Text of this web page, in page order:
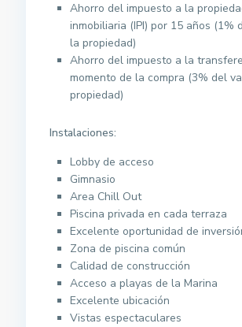
Ahorro del impuesto a la
inmobiliaria (IPI) por 15 años (1%
la propiedad)
Ahorro del impuesto a la
momento de la compra (3% del
propiedad)
Instalaciones:
Lobby de acceso
Gimnasio
Area Chill Out
Piscina privada en cada terraza
Excelente oportunidad de
Zona de piscina común
Calidad de construcción
Acceso a playas de la Marina
Excelente ubicación
Vistas espectaculares